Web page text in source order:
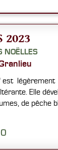
2023
NOËLLES
est légèrement
Elle
de pêche